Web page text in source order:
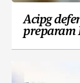
Acipg
preparam